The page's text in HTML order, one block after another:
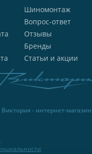
Шиномонтаж
Вопрос-ответ
Отзывы
Бренды
Статьи и акции
- интернет-